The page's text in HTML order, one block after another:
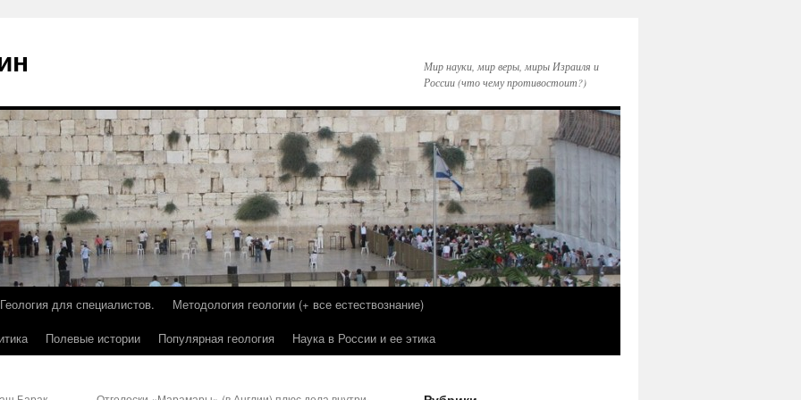
Мир науки, мир веры, миры Израиля и
России (что чему противостоит?)
Геология для специалистов.
Методология геологии (+ все естествознание)
Полевые истории Популярная геология Наука в России и ее этика